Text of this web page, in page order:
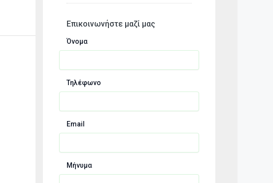
Επικοινωνήστε μαζί μας
Όνομα
Τηλέφωνο
Email
Μήνυμα